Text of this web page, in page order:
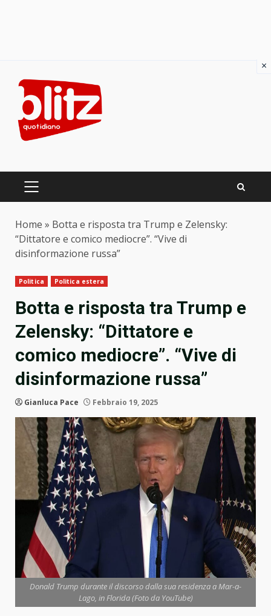
content
PRIMARY
Home » Botta e risposta tra Trump e Zelensky:
“Dittatore e comico mediocre”. “Vive di
disinformazione russa”
Politica Politica estera
Botta e risposta tra Trump e
Zelensky: “Dittatore e
comico mediocre”. “Vive di
disinformazione russa”
Gianluca Pace Febbraio 19, 2025
Donald Trump durante il discorso dalla sua residenza a Mar-a-
Lago, in Florida (Foto da YouTube)
×